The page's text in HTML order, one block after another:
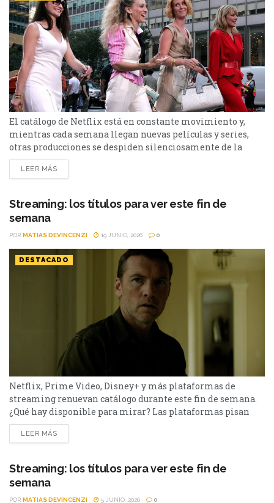
El catálogo de Netflix está en constante movimiento y,
mientras cada semana llegan nuevas películas y series,
otras producciones se despiden silenciosamente de la
plataforma. Esta vez, tres títulos muy diferentes entre sí
abandonarán el servicio en los próximos días: El bosque,
pendientes o pensabas volver a verlas,...
LEER MÁS
Streaming: los títulos para ver este fin de
semana
POR MATIAS DEVINCENZI 19 JUNIO, 2026 0
DESTACADO
Netflix, Prime Video, Disney+ y más plataformas de
streaming renuevan catálogo durante este fin de semana.
¿Qué hay disponible para mirar? Las plataformas pisan
fuerte con una batería de lanzamientos que combinan
producciones locales y adaptaciones ambiciosas.
el menú tiene de todo. I Will Find You - Netflix Te
encontraré es una miniserie basada en...
LEER MÁS
Streaming: los títulos para ver este fin de
semana
POR MATIAS DEVINCENZI 5 JUNIO, 2026 0